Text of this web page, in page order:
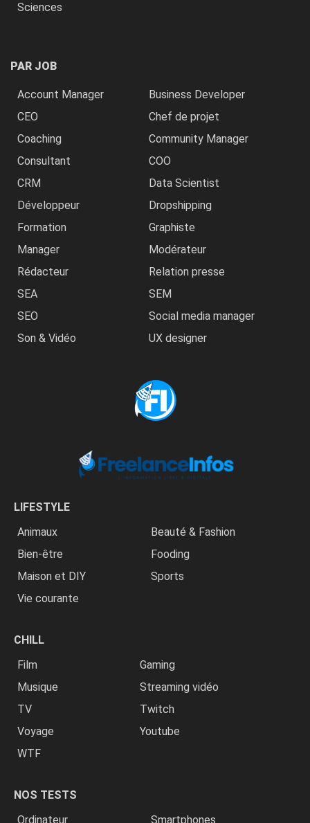
Sciences
PAR JOB
Account Manager
Business Developer
CEO
Chef de projet
Coaching
Community Manager
Consultant
COO
CRM
Data Scientist
Développeur
Dropshipping
Formation
Graphiste
Manager
Modérateur
Rédacteur
Relation presse
SEA
SEM
SEO
Social media manager
Son & Vidéo
UX designer
LIFESTYLE
Animaux
Beauté & Fashion
Bien-être
Fooding
Maison et DIY
Sports
Vie courante
CHILL
Film
Gaming
Musique
Streaming vidéo
TV
Twitch
Voyage
Youtube
WTF
NOS TESTS
Ordinateur
Smartphones